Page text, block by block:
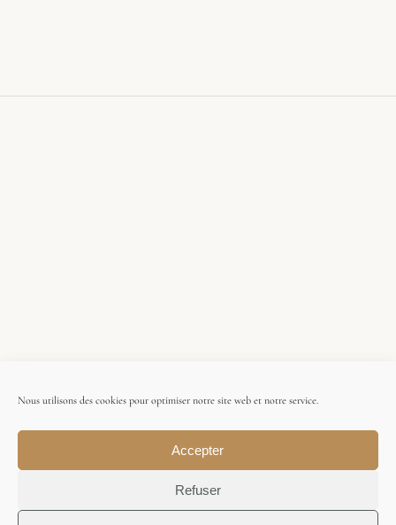
Nous utilisons des cookies pour optimiser notre site web et notre service.
Accepter
Refuser